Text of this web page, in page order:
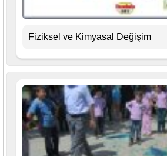
Fiziksel ve Kimyasal Değişim